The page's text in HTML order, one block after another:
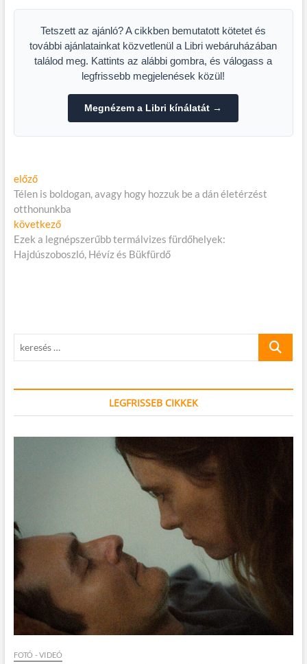
Tetszett az ajánló? A cikkben bemutatott kötetet és
további ajánlatainkat közvetlenül a Libri webáruházában
találod meg. Kattints az alábbi gombra, és válogass a
legfrissebb megjelenések közül!
Megnézem a Libri kínálatát →
Bejegyzés
navigáció
előzőElőző
cikk:
Télen is boldogan, avagy hogy hozzuk be a dán életérzést
otthonunkba
következőKövetkező
cikk:
Ezek a legnépszerűbb termálvizes fürdőhelyek:
Hajdúszoboszló, Hévíz és Bükfürdő
keresés
LEGFRISSEB CIKKEK
FOTÓ - VIDEÓ